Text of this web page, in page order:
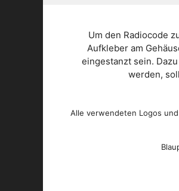
Um den Radiocode
Aufkleber am
eingestanzt sein.
werden,
Alle verwendeten Logos